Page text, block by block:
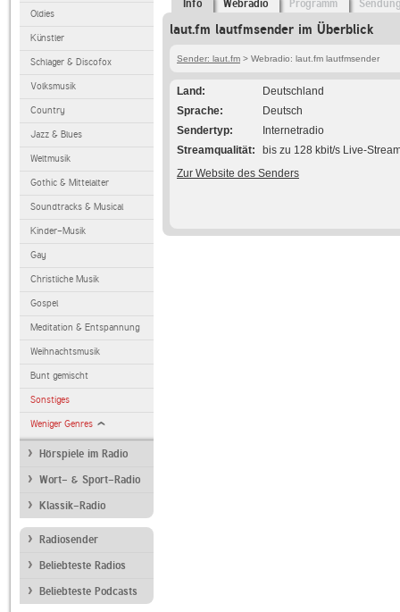
Oldies
Künstler
Schlager & Discofox
Volksmusik
Country
Jazz & Blues
Weltmusik
Gothic & Mittelalter
Soundtracks & Musical
Kinder-Musik
Gay
Christliche Musik
Gospel
Meditation & Entspannung
Weihnachtsmusik
Bunt gemischt
Sonstiges
Weniger Genres
Hörspiele im Radio
Wort- & Sport-Radio
Klassik-Radio
Radiosender
Beliebteste Radios
Beliebteste Podcasts
Info Webradio Programm
laut.fm lautfmsender im Überblick
Sender: laut.fm > Webradio: laut.fm lautfmsender
Land
Deutschland
Sprache
Deutsch
Sendertyp
Internetradio
Streamqualität
bis zu 128 kbit/s Live-
Zur Website des Senders